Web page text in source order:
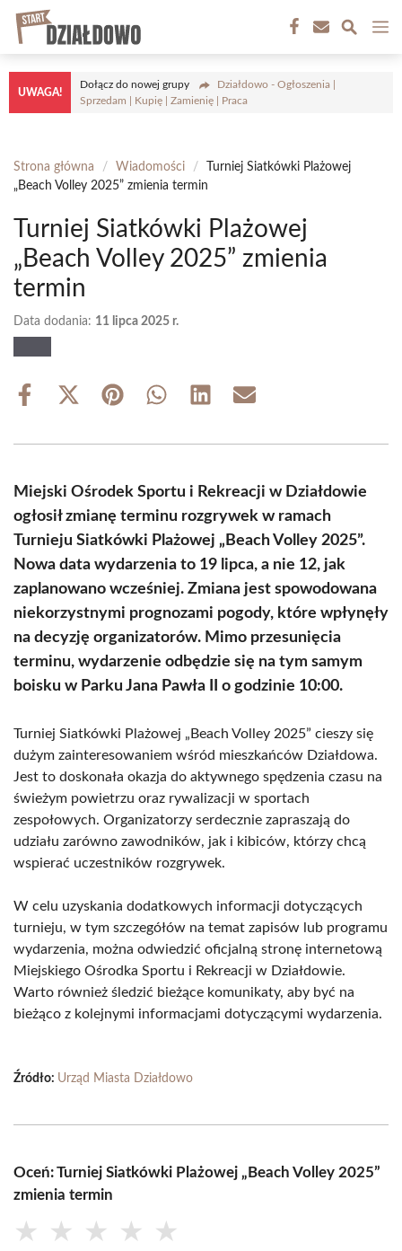
Przejdź
treści
UWAGA!
Dołącz do nowej grupy
Działdowo - Ogłoszenia |
Sprzedam | Kupię | Zamienię | Praca
Strona główna / Wiadomości /
Turniej Siatkówki Plażowej
„Beach Volley 2025” zmienia termin
Turniej Siatkówki Plażowej
„Beach Volley 2025” zmienia
termin
Data dodania: 11 lipca 2025 r.
Share
Share
(Twitter)
Share Share Share Share
Miejski Ośrodek Sportu i Rekreacji w Działdowie
ogłosił zmianę terminu rozgrywek w ramach
Turnieju Siatkówki Plażowej „Beach Volley 2025”.
Nowa data wydarzenia to 19 lipca, a nie 12, jak
zaplanowano wcześniej. Zmiana jest spowodowana
niekorzystnymi prognozami pogody, które wpłynęły
na decyzję organizatorów. Mimo przesunięcia
terminu, wydarzenie odbędzie się na tym samym
boisku w Parku Jana Pawła II o godzinie 10:00.
Turniej Siatkówki Plażowej „Beach Volley 2025” cieszy się
dużym zainteresowaniem wśród mieszkańców Działdowa.
Jest to doskonała okazja do aktywnego spędzenia czasu na
świeżym powietrzu oraz rywalizacji w sportach
zespołowych. Organizatorzy serdecznie zapraszają do
udziału zarówno zawodników, jak i kibiców, którzy chcą
wspierać uczestników rozgrywek.
W celu uzyskania dodatkowych informacji dotyczących
turnieju, w tym szczegółów na temat zapisów lub programu
wydarzenia, można odwiedzić oficjalną stronę internetową
Miejskiego Ośrodka Sportu i Rekreacji w Działdowie.
Warto również śledzić bieżące komunikaty, aby być na
bieżąco z kolejnymi informacjami dotyczącymi wydarzenia.
Źródło: Urząd Miasta Działdowo
Oceń: Turniej Siatkówki Plażowej „Beach Volley 2025”
zmienia termin
★ ★ ★ ★ ★